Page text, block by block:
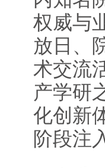
权威与
放日、
术交流
产学研
化创新
阶段注